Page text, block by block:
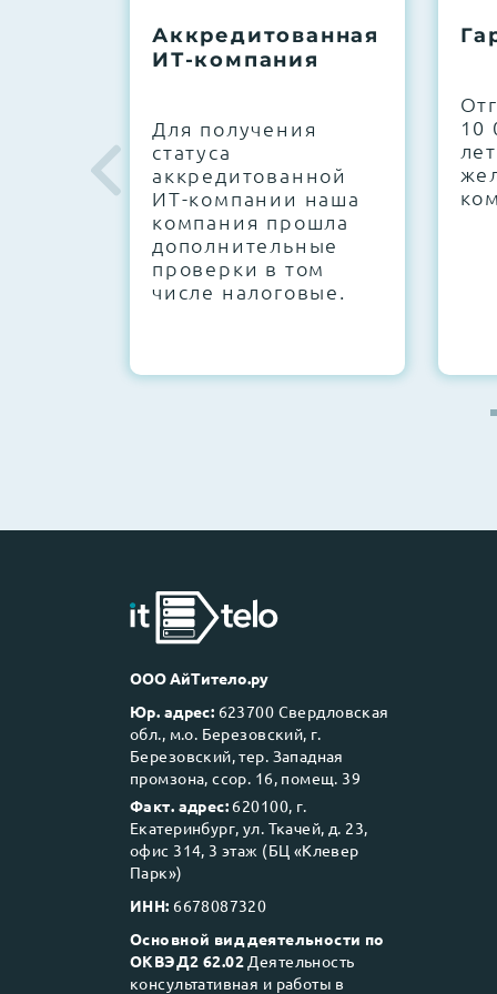
Next Business Day (NBD)
Аккредитованная
ИТ-компания
Для получения
статуса
аккредитованной
ИТ-компании наша
компания прошла
дополнительные
проверки в том
числе налоговые.
10
ООО АйТитело.ру
Юр. адрес: 623700 Свердловская
обл., м.о. Березовский, г.
Березовский, тер. Западная
промзона, ссор. 16, помещ. 39
Факт. адрес: 620100, г.
Екатеринбург, ул. Ткачей, д. 23,
офис 314, 3 этаж (БЦ «Клевер
Парк»)
ИНН: 6678087320
Основной вид деятельности по
ОКВЭД2 62.02 Деятельность
консультативная и работы в